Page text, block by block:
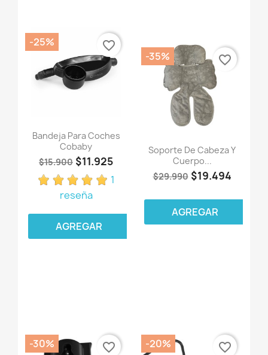
Bandeja Para Coches
Cobaby
$15.900 $11.925
1
reseña
-25%
AGREGAR
favorite_border
Soporte De Cabeza Y
Cuerpo...
$29.990 $19.494
-35%
AGREGAR
favorite_border
-30% favorite_border -20% favorite_border